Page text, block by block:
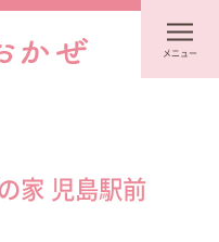
メニュー
家 児島駅前